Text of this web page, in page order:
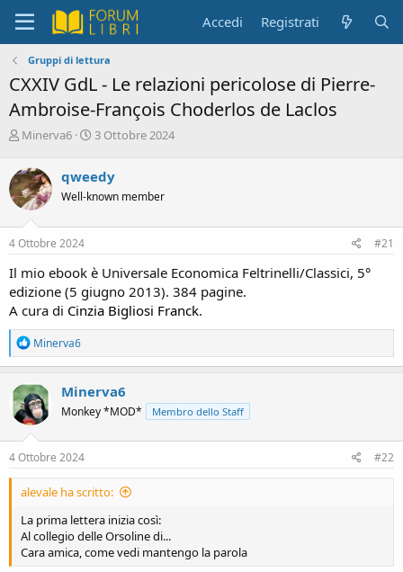
Accedi Registrati
Gruppi di lettura
CXXIV GdL - Le relazioni pericolose di Pierre-
Ambroise-François Choderlos de Laclos
C
e
a
t
o
r
e
i
s
c
u
s
s
o
n
e
Minerva6
D
a
d
i
i
z
i
o
3 Ottobre 2024
qweedy
Well-known member
4 Ottobre 2024 #21
Il mio ebook è Universale Economica Feltrinelli/Classici, 5°
edizione (5 giugno 2013). 384 pagine.
A cura di Cinzia Bigliosi Franck.
R
e
a
c
t
i
o
n
s
Minerva6
Minerva6
Monkey *MOD* Membro dello Staff
4 Ottobre 2024 #22
alevale ha scritto:
La prima lettera inizia così:
Al collegio delle Orsoline di...
Cara amica, come vedi mantengo la parola